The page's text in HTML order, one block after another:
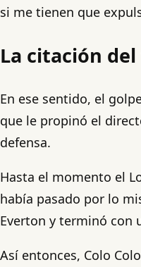
si me tienen que
La citación
En ese sentido, el
que le propinó el
defensa.
Hasta el momento el
había pasado por lo
Everton y terminó con
Así entonces, Colo